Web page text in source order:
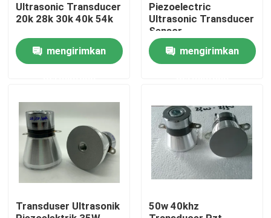
Rumah
Tentang kami
Tur Pabrik
Ultrasonic Transducer
20k 28k 30k 40k 54k
mengirimkan
Piezoelectric
Ultrasonic Transducer
Sensor
mengirimkan
Transduser Ultrasonik
50w 40khz